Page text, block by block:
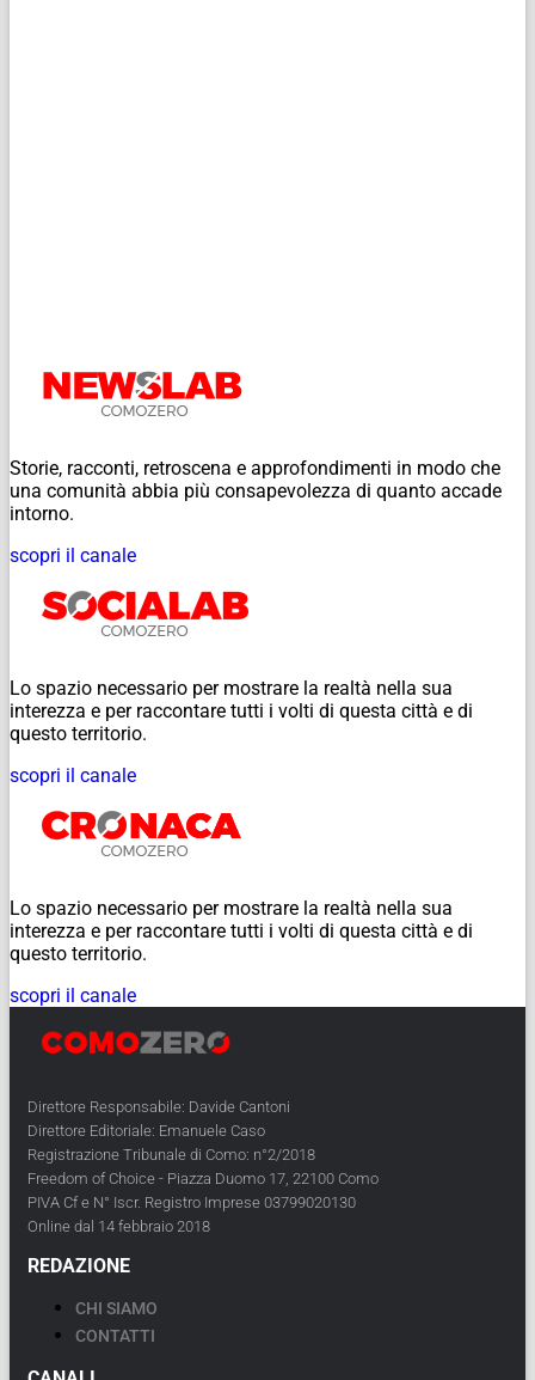
Storie, racconti, retroscena e approfondimenti in modo che
una comunità abbia più consapevolezza di quanto accade
intorno.
scopri il canale
Lo spazio necessario per mostrare la realtà nella sua
interezza e per raccontare tutti i volti di questa città e di
questo territorio.
scopri il canale
Lo spazio necessario per mostrare la realtà nella sua
interezza e per raccontare tutti i volti di questa città e di
questo territorio.
scopri il canale
Direttore Responsabile: Davide Cantoni
Direttore Editoriale: Emanuele Caso
Registrazione Tribunale di Como: n°2/2018
Freedom of Choice - Piazza Duomo 17, 22100 Como
PIVA Cf e N° Iscr. Registro Imprese 03799020130
Online dal 14 febbraio 2018
REDAZIONE
CHI SIAMO
CONTATTI